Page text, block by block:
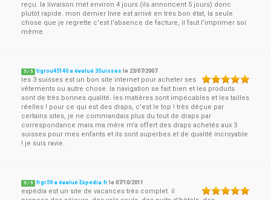
reçu. la livraison met environ 4 jours (ils annoncent 5 jours) donc
plutôt rapide. mon dernier livre est arrivé en très bon état, la seule
chose que je regrette c'est l'absence de facture, il faut l'imprimer soi
même.
5 / 5 tigrou45140 a évalué 3Suisses le 23/07/2007
les 3 suisses est un bon site internet pour acheter ses
vêtements ou autre chose. la navigation se fait bien et les produits
sont de très bonnes qualité. les matières sont impécables et les tailles
réelles ! pour ce qui est des draps, c'est le top ! très déçue par
certains sites, je ne commandais plus du tout de draps par
correspondance mais ma mère m'a offert des draps achetés aux 3
suisses pour mes enfants et ils sont superbes et de qualité incroyable
! je suis ravie.
5 / 5 frgr59 a évalué Expedia.fr le07/10/2011
expédia est un site de vacances très complet. il